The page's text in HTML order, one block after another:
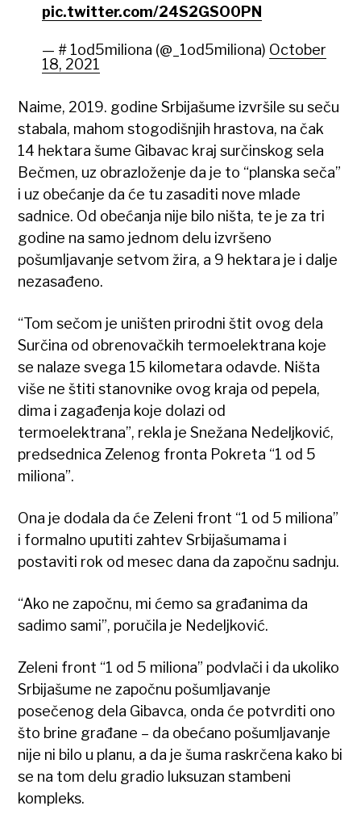
pic.twitter.com/24S2GSO0PN
— # 1od5miliona (@_1od5miliona) October
18, 2021
Naime, 2019. godine Srbijašume izvršile su seču
stabala, mahom stogodišnjih hrastova, na čak
14 hektara šume Gibavac kraj surčinskog sela
Bečmen, uz obrazloženje da je to “planska seča”
i uz obećanje da će tu zasaditi nove mlade
sadnice. Od obećanja nije bilo ništa, te je za tri
godine na samo jednom delu izvršeno
pošumljavanje setvom žira, a 9 hektara je i dalje
nezasađeno.
“Tom sečom je uništen prirodni štit ovog dela
Surčina od obrenovačkih termoelektrana koje
se nalaze svega 15 kilometara odavde. Ništa
više ne štiti stanovnike ovog kraja od pepela,
dima i zagađenja koje dolazi od
termoelektrana”, rekla je Snežana Nedeljković,
predsednica Zelenog fronta Pokreta “1 od 5
miliona”.
Ona je dodala da će Zeleni front “1 od 5 miliona”
i formalno uputiti zahtev Srbijašumama i
postaviti rok od mesec dana da započnu sadnju.
“Ako ne započnu, mi ćemo sa građanima da
sadimo sami”, poručila je Nedeljković.
Zeleni front “1 od 5 miliona” podvlači i da ukoliko
Srbijašume ne započnu pošumljavanje
posečenog dela Gibavca, onda će potvrditi ono
što brine građane – da obećano pošumljavanje
nije ni bilo u planu, a da je šuma raskrčena kako bi
se na tom delu gradio luksuzan stambeni
kompleks.